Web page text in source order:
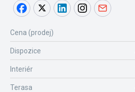
Cena (prodej)
Dispozice
Interiér
Terasa